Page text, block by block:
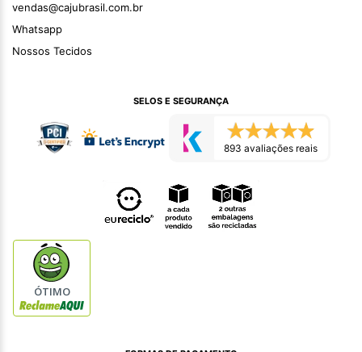
vendas@cajubrasil.com.br
Whatsapp
Nossos Tecidos
SELOS E SEGURANÇA
893 avaliações reais
ÓTIMO